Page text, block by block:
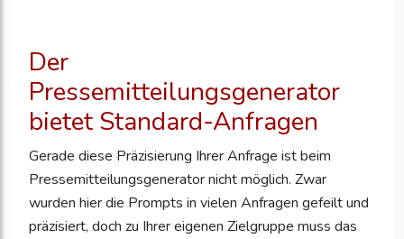
Der
Pressemitteilungsgenerator
bietet Standard-Anfragen
Gerade diese Präzisierung Ihrer Anfrage ist beim
Pressemitteilungsgenerator nicht möglich. Zwar
wurden hier die Prompts in vielen Anfragen gefeilt und
präzisiert, doch zu Ihrer eigenen Zielgruppe muss das